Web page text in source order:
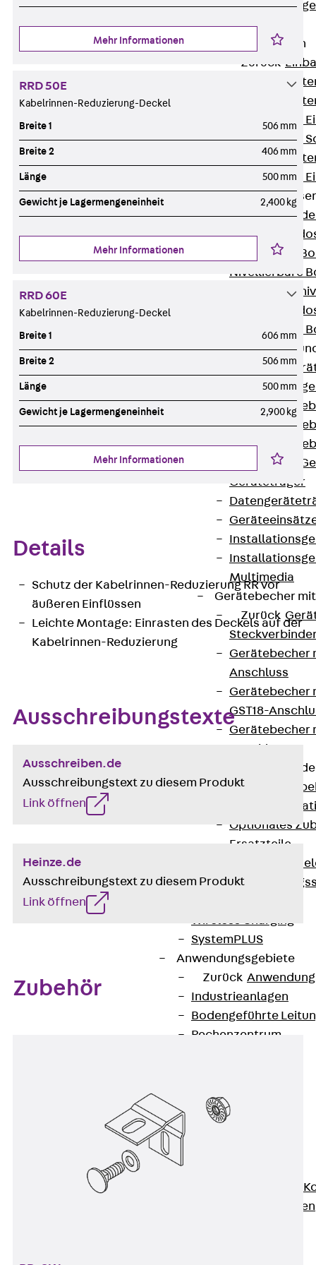
UBK
Einbaueinheiten
Zurück
Nivellierbare
Nivellierbare
Nivellierbare
Zurück
Zubehör für
Nivellierbare
Zubehör für
Nivellierbare
Gerätebecher
Zurück
Runde
Eckige
Eckige
Zubehör für
Geräteträger
Multimedia
Gerätebecher
Zurück
Gerätebecher
Anschluss
Gerätebecher
GST18-
Gerätebecher
Anschluss
Zubehör für
Zurück
Optionales
Ersatzteile
Wireless Charging
SystemPLUS
Anwendungsgebiete
Zurück
Industrieanlagen
Bodengeführte
Rechenzentrum
Services
Beratung, Planung,
Individuelle Lösungen
Mehr Informationen
RRD 50E
Kabelrinnen-Reduzierung-Deckel
Breite 1 506 mm
Breite 2 406 mm
Länge 500 mm
Gewicht je Lagermengeneinheit 2,400 kg
Mehr Informationen
RRD 60E
Kabelrinnen-Reduzierung-Deckel
Breite 1 606 mm
Breite 2 506 mm
Länge 500 mm
Gewicht je Lagermengeneinheit 2,900 kg
Mehr Informationen
Details
Schutz der Kabelrinnen-Reduzierung RR vor
äußeren Einflüssen
Leichte Montage: Einrasten des Deckels auf der
Kabelrinnen-Reduzierung
Ausschreibungstexte
Ausschreiben.de
Ausschreibungstext zu diesem Produkt
Link öffnen
Heinze.de
Ausschreibungstext zu diesem Produkt
Link öffnen
Zubehör